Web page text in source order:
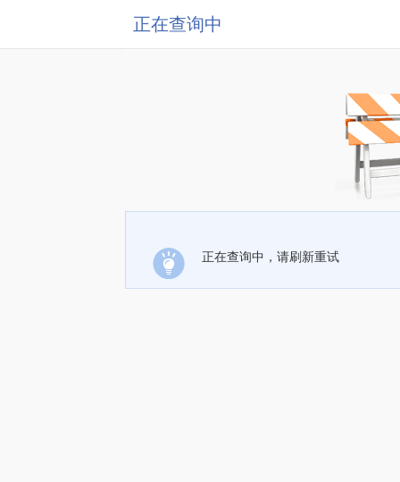
正在查询中
正在查询中，请刷新重试